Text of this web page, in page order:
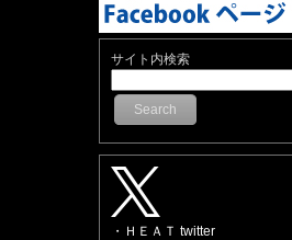
サイト内検索
Search
・ＨＥＡＴ twitter